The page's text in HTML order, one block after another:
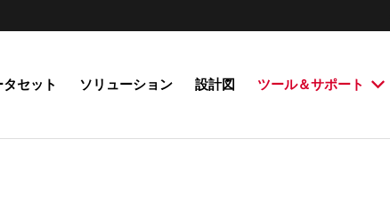
タセット ソリューション 設計図 ツール＆サポート